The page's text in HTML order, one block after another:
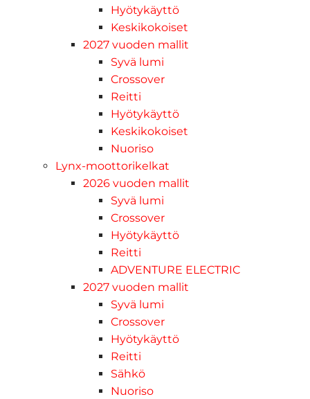
Hyötykäyttö
Keskikokoiset
2027 vuoden mallit
Syvä lumi
Crossover
Reitti
Hyötykäyttö
Keskikokoiset
Nuoriso
Lynx-moottorikelkat
2026 vuoden mallit
Syvä lumi
Crossover
Hyötykäyttö
Reitti
ADVENTURE ELECTRIC
2027 vuoden mallit
Syvä lumi
Crossover
Hyötykäyttö
Reitti
Sähkö
Nuoriso